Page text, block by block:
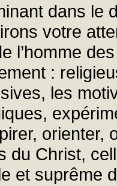
dans le
votre
l’homme
:
les
orienter,
du Christ,
et suprême